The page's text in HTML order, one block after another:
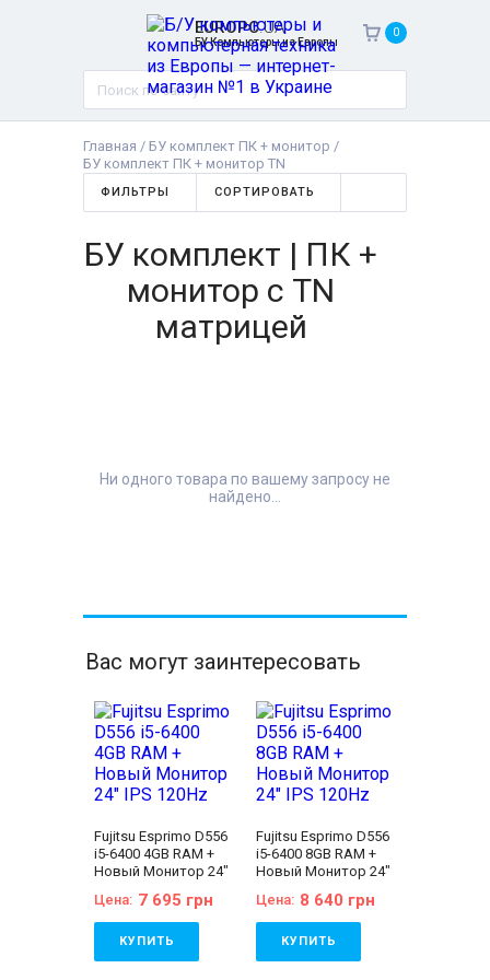
EUROPC.UA
БУ Компьютеры из Европы
0
Главная / БУ комплект ПК + монитор /
БУ комплект ПК + монитор TN
ФИЛЬТРЫ СОРТИРОВАТЬ
БУ комплект | ПК +
монитор с TN
матрицей
Ни одного товара по вашему запросу не
найдено...
Вас могут заинтересовать
Fujitsu Esprimo D556
i5-6400 4GB RAM +
Новый Монитор 24"
Цена: 7 695 грн
КУПИТЬ
Fujitsu Esprimo D556
i5-6400 8GB RAM +
Новый Монитор 24"
Цена: 8 640 грн
КУПИТЬ